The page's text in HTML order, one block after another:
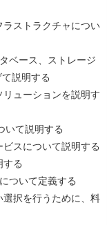
ストラクチャについ
ベース、ストレージ
説明する
ューションを説明す
て説明する
スについて説明する
る
ついて定義する
択を行うために、料